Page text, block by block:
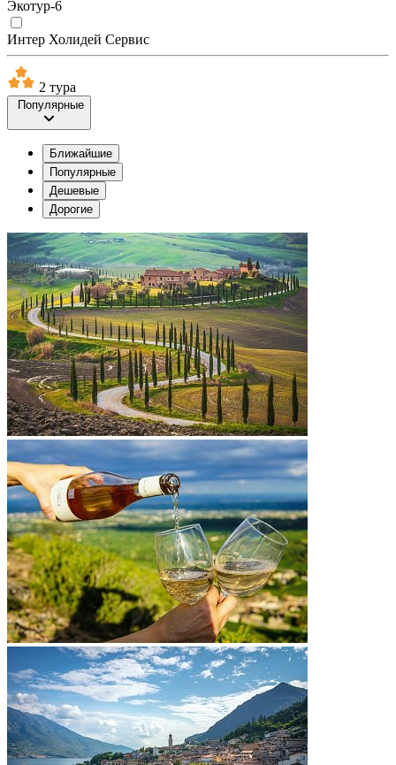
Экотур-6
Интер Холидей Сервис
2 тура
Популярные
Ближайшие
Популярные
Дешевые
Дорогие